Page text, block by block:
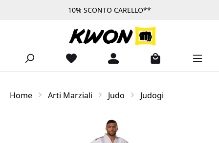
Passa al contenuto principale10% SCONTO CARELLO**
Home Arti Marziali Judo Judogi